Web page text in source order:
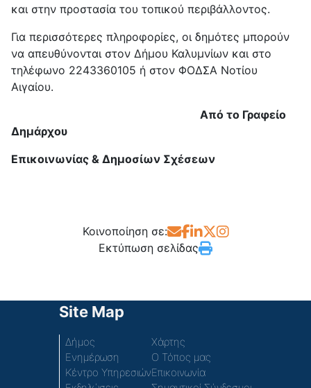
και στην προστασία του τοπικού περιβάλλοντος.
Για περισσότερες πληροφορίες, οι δημότες μπορούν
να απευθύνονται στον Δήμου Καλυμνίων και στο
τηλέφωνο 2243360105 ή στον ΦΟΔΣΑ Νοτίου
Αιγαίου.
Από το Γραφείο
Δημάρχου
Επικοινωνίας & Δημοσίων Σχέσεων
Κοινοποίηση σε:
Εκτύπωση σελίδας
Site Map
Δήμος
Ενημέρωση
Κέντρο Υπηρεσιών
Χάρτης
Ο Τόπος μας
Επικοινωνία